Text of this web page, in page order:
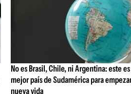
No es Brasil, Chile, ni Argentina: este
mejor país de Sudamérica para
nueva vida